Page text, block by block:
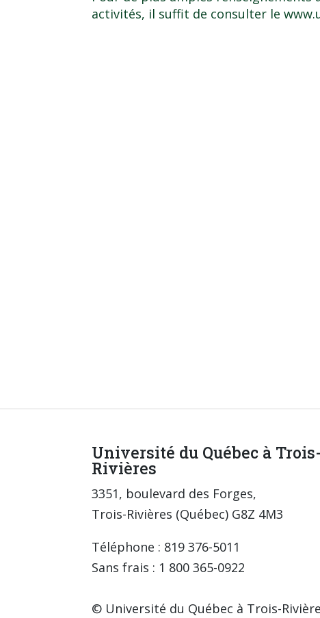
activités, il suffit de consulter le
Université du Québec à Trois-
Rivières
3351, boulevard des Forges,
Trois-Rivières (Québec) G8Z 4M3
Téléphone : 819 376-5011
Sans frais : 1 800 365-0922
© Université du Québec à Trois-